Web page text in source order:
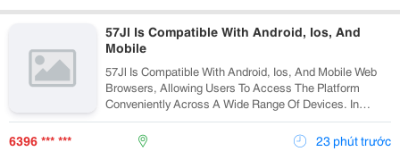
57Jl Is Compatible With Android, Ios, And
Mobile
57Jl Is Compatible With Android, Ios, And Mobile Web
Browsers, Allowing Users To Access The Platform
Conveniently Across A Wide Range Of Devices. In
Addition, The Platform Regularly Updates Its
Promotional Offers, Giving Users Access To The
Latest...
6396 *** *** 23 phút trước